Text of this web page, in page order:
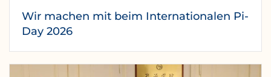
Wir machen mit beim Internationalen Pi-
Day 2026